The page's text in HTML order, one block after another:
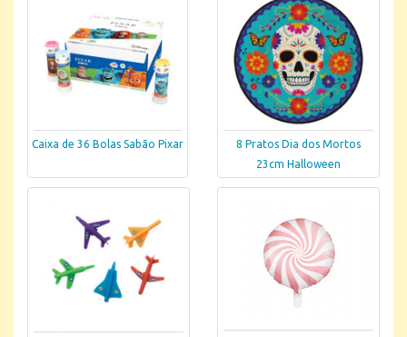
Caixa de 36 Bolas Sabão Pixar
8 Pratos Dia dos Mortos
23cm Halloween